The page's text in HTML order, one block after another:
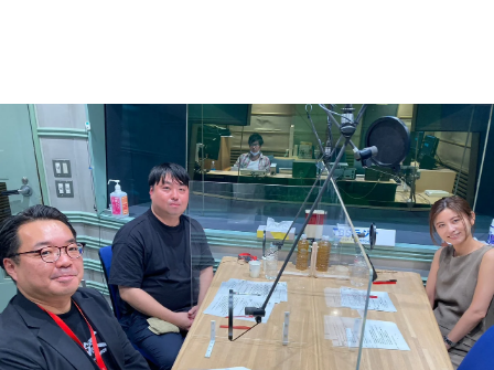
トピックス
TBS Podcast
お知らせ
イベント・グッズ
YouTube
会社情報